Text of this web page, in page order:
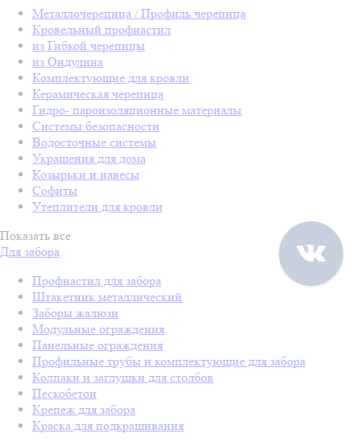
Металлочерепица / Профиль черепица
Кровельный профнастил
из Гибкой черепицы
из Ондулина
Комплектующие для кровли
Керамическая черепица
Гидро- пароизоляционные материалы
Системы безопасности
Водосточные системы
Украшения для дома
Козырьки и навесы
Софиты
Утеплители для кровли
Показать все
Для забора
Профнастил для забора
Штакетник металлический
Заборы жалюзи
Модульные ограждения
Панельные ограждения
Профильные трубы и комплектующие для забора
Колпаки и заглушки для столбов
Пескобетон
Крепеж для забора
Краска для подкрашивания